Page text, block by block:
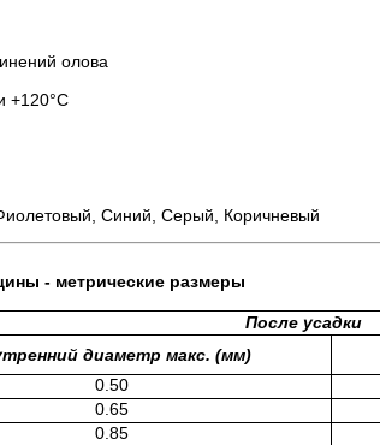
олова
+120°С
Синий, Серый, Коричневый
- метрические размеры
После усадки
диаметр макс. (мм)
0.50
0.65
0.85